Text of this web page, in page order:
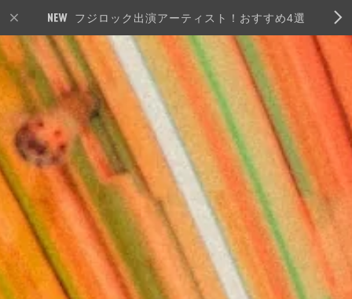
フジロック出演アーティスト！おすすめ4選